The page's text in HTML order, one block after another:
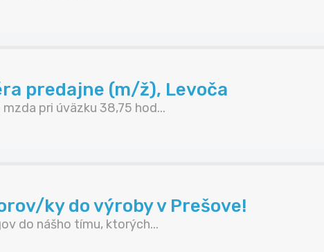
predajne (m/ž), Levoča
pri úväzku 38,75 hod...
ky do výroby v Prešove!
do nášho tímu, ktorých...